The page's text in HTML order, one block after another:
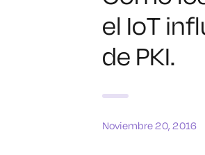
el IoT
de PKI.
Noviembre 20, 2016